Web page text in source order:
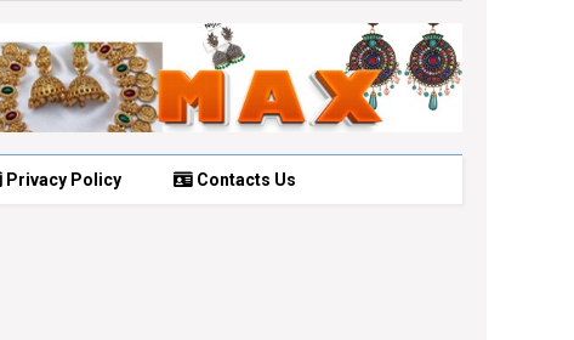
Privacy Policy Contacts Us